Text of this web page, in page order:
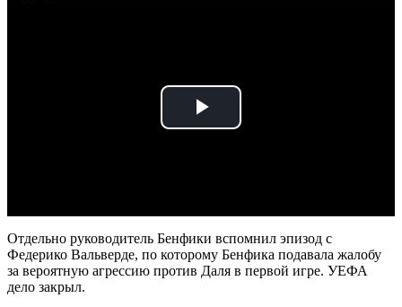
Play
Отдельно руководитель Бенфики вспомнил эпизод с
Федерико Вальверде, по которому Бенфика подавала жалобу
за вероятную агрессию против Даля в первой игре. УЕФА
дело закрыл.